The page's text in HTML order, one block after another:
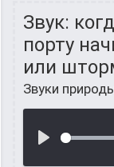
Звук:
порту
или
Звуки